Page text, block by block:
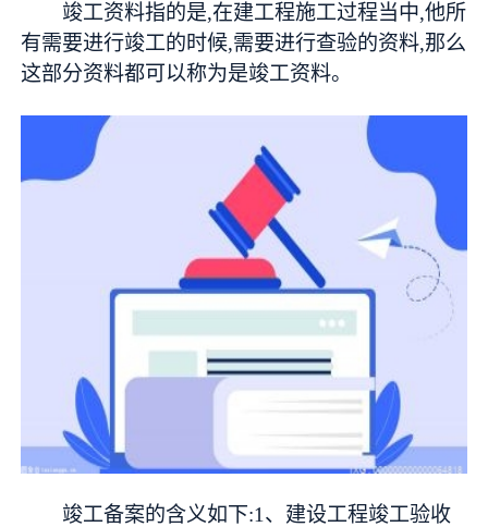
竣工资料指的是,在建工程施工过程当中,他所
有需要进行竣工的时候,需要进行查验的资料,那么
这部分资料都可以称为是竣工资料。
竣工备案的含义如下:1、建设工程竣工验收